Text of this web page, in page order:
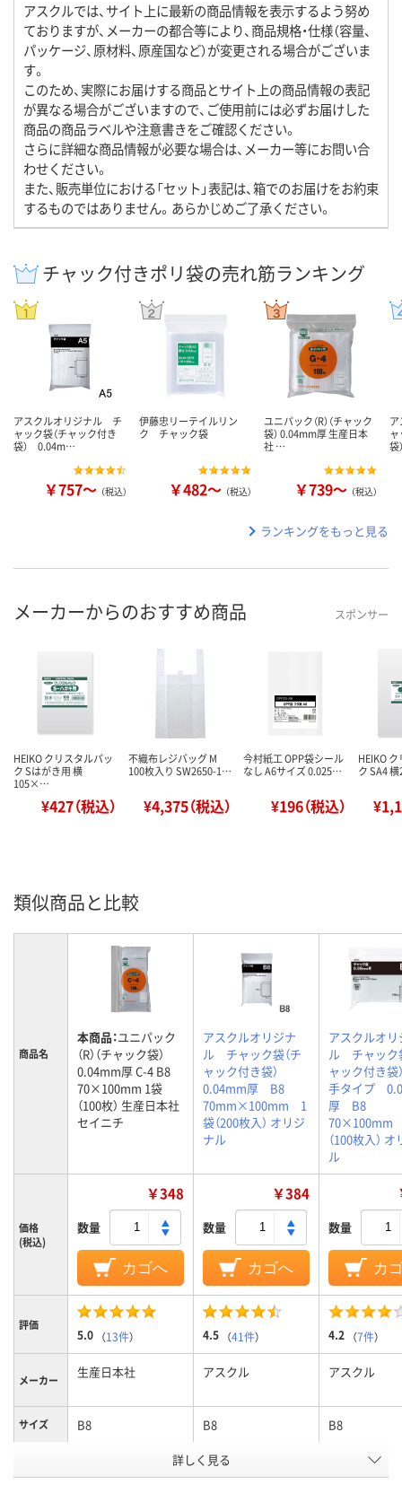
アスクルでは、サイト上に最新の商品情報を表示するよう努め
ておりますが、メーカーの都合等により、商品規格・仕様（容量、
パッケージ、原材料、原産国など）が変更される場合がございま
す。
このため、実際にお届けする商品とサイト上の商品情報の表記
が異なる場合がございますので、ご使用前には必ずお届けした
商品の商品ラベルや注意書きをご確認ください。
さらに詳細な商品情報が必要な場合は、メーカー等にお問い合
わせください。
また、販売単位における「セット」表記は、箱でのお届けをお約束
するものではありません。あらかじめご了承ください。
チャック付きポリ袋の売れ筋ランキング
アスクルオリジナル チ
ャック袋（チャック付き
袋） 0.04m…
￥757～ （税込）
伊藤忠リーテイルリン
ク チャック袋
￥482～ （税込）
ユニパック（R）（チャック
袋） 0.04mm厚 生産日本
社 …
￥739～ （税込）
ャ
ランキングをもっと見る
メーカーからのおすすめ商品 スポンサー
HEIKO クリスタルパッ
ク Sはがき用 横
105×…
¥427（税込）
不織布レジバッグ M
100枚入り SW2650-1…
¥4,375（税込）
今村紙工 OPP袋シール
なし A6サイズ 0.025…
¥196（税込）
HEIKO
ク SA4
類似商品と比較
商品名
本商品：ユニパック
（R）（チャック袋）
0.04mm厚 C-4 B8
70×100mm 1袋
（100枚） 生産日本社
セイニチ
アスクルオリジナ
ル チャック袋（チ
ャック付き袋）
0.04mm厚 B8
70mm×100mm 1
袋（200枚入） オリジ
ナル
アスクルオリ
ル チャック
ャック付き
手タイプ
厚 B8
70×100mm
（100枚入）
ル
価格
(税込)
￥348
数量
カゴへ
￥384
数量
カゴへ
数量
カ
評価
5.0 （13件） 4.5 （41件） 4.2 （7件）
メーカー 生産日本社 アスクル アスクル
サイズ B8 B8 B8
ループ
クリア(透明・半透明)
系
詳しく見る